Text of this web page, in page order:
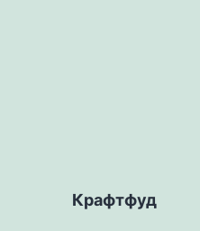
Крафтфуд